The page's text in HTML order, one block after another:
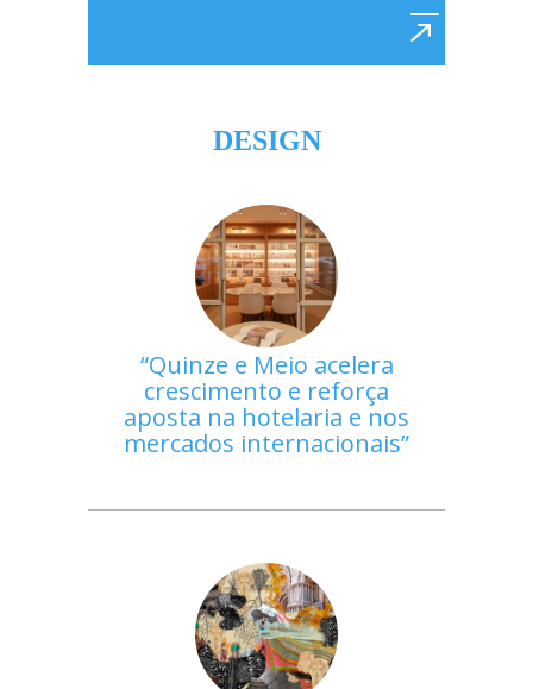
DESIGN
Quinze e Meio acelera
crescimento e reforça
aposta na hotelaria e nos
mercados internacionais